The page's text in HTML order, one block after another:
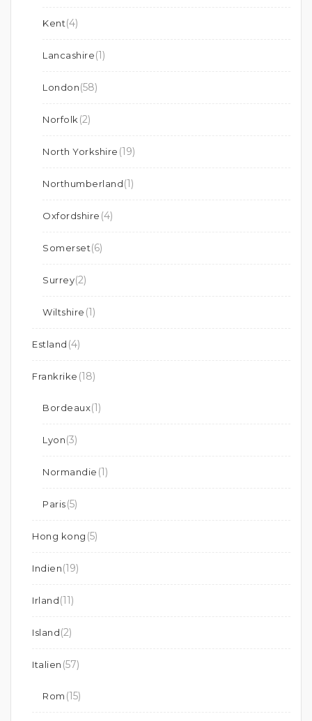
Kent(4)
Lancashire(1)
London(58)
Norfolk (2)
North Yorkshire (19)
Northumberland(1)
Oxfordshire (4)
Somerset(6)
Surrey(2)
Wiltshire (1)
Estland (4)
Frankrike (18)
Bordeaux(1)
Lyon(3)
Normandie (1)
Paris(5)
Hong kong (5)
Indien(19)
Irland(11)
Island(2)
Italien (57)
Rom (15)